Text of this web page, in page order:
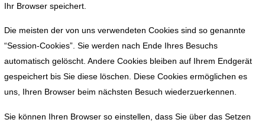
Ihr Browser speichert.
Die meisten der von uns verwendeten Cookies sind so genannte
“Session-Cookies”. Sie werden nach Ende Ihres Besuchs
automatisch gelöscht. Andere Cookies bleiben auf Ihrem Endgerät
gespeichert bis Sie diese löschen. Diese Cookies ermöglichen es
uns, Ihren Browser beim nächsten Besuch wiederzuerkennen.
Sie können Ihren Browser so einstellen, dass Sie über das Setzen